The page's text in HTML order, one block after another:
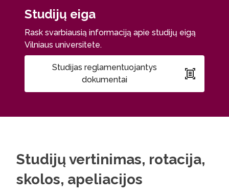
Studijų eiga
Rask svarbiausią informaciją apie studijų eigą
Vilniaus universitete.
Studijas reglamentuojantys
dokumentai
Studijų vertinimas, rotacija,
skolos, apeliacijos